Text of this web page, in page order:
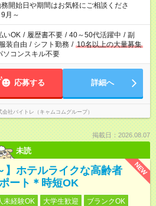
始日や期間はお気軽にご相談くださ
月～
いOK / 履歴書不要 / 40～50代活躍中 / 副
服装自由 / シフト勤務 / 10名以上の大量募集
ソコンスキル不要
応募する 詳細へ
会社バイトレ（キャムコムグループ）
掲載日：2026.08.07
未読
NEW
】ホテルライクな高齢者
ート＊時短OK
未経験OK 大学生歓迎
ブランクOK